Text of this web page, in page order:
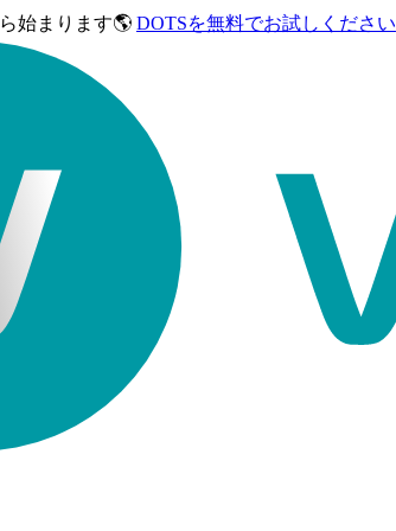
始まります🌎 DOTSを無料でお試しください